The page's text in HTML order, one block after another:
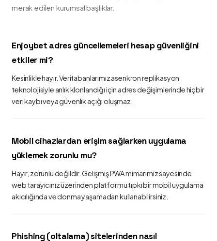
merak edilen kurumsal başlıklar.
Enjoybet adres güncellemeleri hesap güvenliğini
etkiler mi?
Kesinlikle hayır. Veritabanlarımız asenkron replikasyon
teknolojisiyle anlık klonlandığı için adres değişimlerinde hiçbir
veri kaybı veya güvenlik açığı oluşmaz.
Mobil cihazlardan erişim sağlarken uygulama
yüklemek zorunlu mu?
Hayır, zorunlu değildir. Gelişmiş PWA mimarimiz sayesinde
web tarayıcınız üzerinden platformu tıpkı bir mobil uygulama
akıcılığında ve donma yaşamadan kullanabilirsiniz.
Phishing (oltalama) sitelerinden nasıl